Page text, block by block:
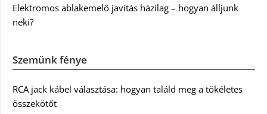
Elektromos ablakemelő javítás házilag – hogyan álljunk
neki?
Szemünk fénye
RCA jack kábel választása: hogyan találd meg a tökéletes
összekötőt